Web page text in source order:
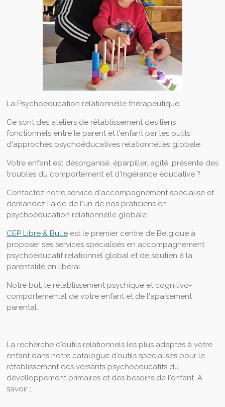
La Psychoéducation relationnelle thérapeutique,
Ce sont des ateliers de rétablissement des liens
fonctionnels entre le parent et l'enfant par les outils
d'approches psychoéducatives relationnelles globale.
Votre enfant est désorganisé, éparpiller, agité, présente des
troubles du comportement et d'ingérance éducative ?
Contactez notre service d'accompagnement spécialisé et
demandez l'aide de l'un de nos praticiens en
psychoéducation relationnelle globale.
CEP Libre & Bulleest le premier centre de Belgique à
proposer ses services spécialisés en accompagnement
psychoéducatif relationnel global et de soutien à la
parentalité en libéral.
Notre but, le rétablissement psychique et cognitivo-
comportemental de votre enfant et de l'apaisement
parental.
La recherche d'outils relationnels les plus adaptés à votre
enfant dans notre catalogue d'outils spécialisés pour le
rétablissement des versants psychoéducatifs du
dévelloppement primaires et des besoins de l'enfant. A
savoir ;